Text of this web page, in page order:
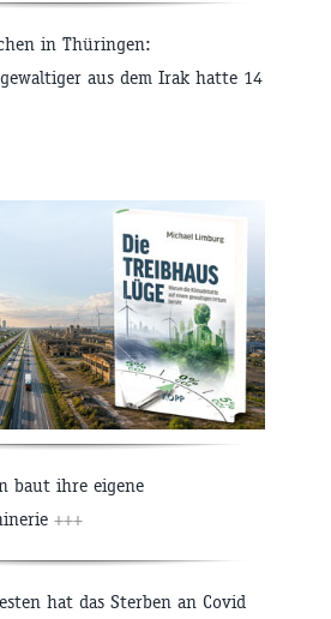
in Thüringen:
aus dem Irak hatte 14
baut ihre eigene
+++
hat das Sterben an Covid